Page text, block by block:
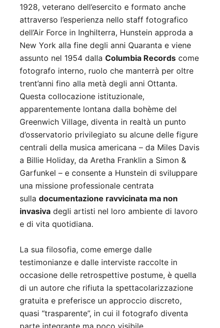
1928, veterano dell’esercito e formato anche
attraverso l’esperienza nello staff fotografico
dell’Air Force in Inghilterra, Hunstein approda a
New York alla fine degli anni Quaranta e viene
assunto nel 1954 dalla Columbia Records come
fotografo interno, ruolo che manterrà per oltre
trent’anni fino alla metà degli anni Ottanta.
Questa collocazione istituzionale,
apparentemente lontana dalla bohème del
Greenwich Village, diventa in realtà un punto
d’osservatorio privilegiato su alcune delle figure
centrali della musica americana – da Miles Davis
a Billie Holiday, da Aretha Franklin a Simon &
Garfunkel – e consente a Hunstein di sviluppare
una missione professionale centrata
sulla documentazione ravvicinata ma non
invasiva degli artisti nel loro ambiente di lavoro
e di vita quotidiana.
La sua filosofia, come emerge dalle
testimonianze e dalle interviste raccolte in
occasione delle retrospettive postume, è quella
di un autore che rifiuta la spettacolarizzazione
gratuita e preferisce un approccio discreto,
quasi “trasparente”, in cui il fotografo diventa